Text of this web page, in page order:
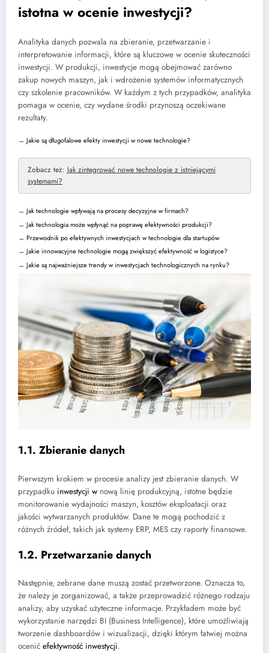
istotna w ocenie inwestycji?
Analityka danych pozwala na zbieranie, przetwarzanie i
interpretowanie informacji, które są kluczowe w ocenie skuteczności
inwestycji. W produkcji, inwestycje mogą obejmować zarówno
zakup nowych maszyn, jak i wdrożenie systemów informatycznych
czy szkolenie pracowników. W każdym z tych przypadków, analityka
pomaga w ocenie, czy wydane środki przynoszą oczekiwane
rezultaty.
→ Jakie są długofalowe efekty inwestycji w nowe technologie?
Zobacz też: Jak zintegrować nowe technologie z istniejącymi
systemami?
→ Jak technologie wpływają na procesy decyzyjne w firmach?
→ Jak technologia może wpłynąć na poprawę efektywności produkcji?
→ Przewodnik po efektywnych inwestycjach w technologie dla startupów
→ Jakie innowacyjne technologie mogą zwiększyć efektywność w logistyce?
→ Jakie są najważniejsze trendy w inwestycjach technologicznych na rynku?
1.1. Zbieranie danych
Pierwszym krokiem w procesie analizy jest zbieranie danych. W
przypadku inwestycji w nową linię produkcyjną, istotne będzie
monitorowanie wydajności maszyn, kosztów eksploatacji oraz
jakości wytwarzanych produktów. Dane te mogą pochodzić z
różnych źródeł, takich jak systemy ERP, MES czy raporty finansowe.
1.2. Przetwarzanie danych
Następnie, zebrane dane muszą zostać przetworzone. Oznacza to,
że należy je zorganizować, a także przeprowadzić różnego rodzaju
analizy, aby uzyskać użyteczne informacje. Przykładem może być
wykorzystanie narzędzi BI (Business Intelligence), które umożliwiają
tworzenie dashboardów i wizualizacji, dzięki którym łatwiej można
ocenić efektywność inwestycji.